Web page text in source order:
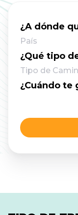
consejos para
es caminar y
satisfacción - y
aún mejor de
tu próxima
¿A dónde
País
¿Qué tipo
Tipo de
¿Cuándo te